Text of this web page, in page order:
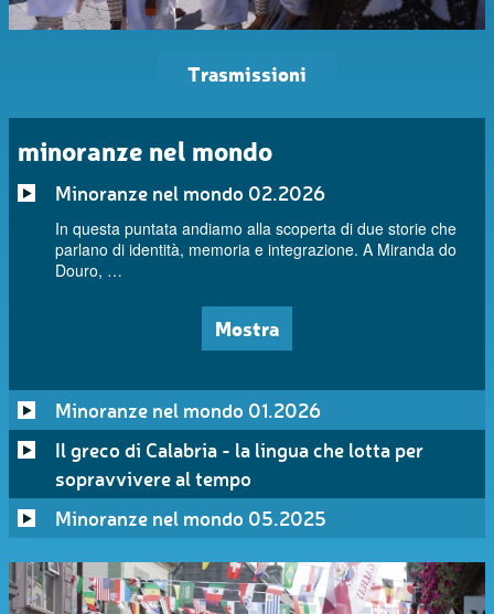
Trasmissioni
minoranze nel mondo
Minoranze nel mondo 02.2026
In questa puntata andiamo alla scoperta di due storie che
parlano di identità, memoria e integrazione. A Miranda do
Douro, …
Mostra
Minoranze nel mondo 01.2026
Il greco di Calabria - la lingua che lotta per
sopravvivere al tempo
Minoranze nel mondo 05.2025